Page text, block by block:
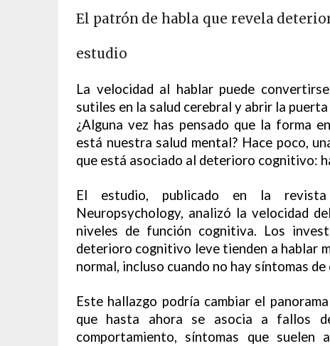
El patrón de habla que revela
estudio
La velocidad al hablar puede
sutiles en la salud cerebral y abrir la
¿Alguna vez has pensado que la forma
está nuestra salud mental? Hace poco,
que está asociado al deterioro cognitivo:
El estudio, publicado en la
Neuropsychology, analizó la velocidad
niveles de función cognitiva. Los
deterioro cognitivo leve tienden a hablar
normal, incluso cuando no hay síntomas
Este hallazgo podría cambiar el
que hasta ahora se asocia a fallos
comportamiento, síntomas que